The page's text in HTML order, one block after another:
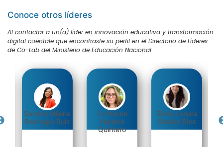
Conoce otros líderes
Al contactar a un(a) líder en innovación educativa y transformación
digital cuéntale que encontraste su perfil en el Directorio de Líderes
de Co-Lab del Ministerio de Educación Nacional
Sandra Milena
Restrepo Ruiz
Liz Karen
Herrera
Quintero
Silvia Lorena
Giraldo Ríos